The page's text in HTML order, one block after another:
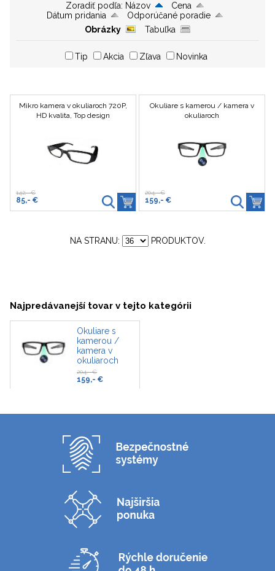
Zoradiť podľa: Názov
Cena
Dátum pridania
Odporúčané poradie
Obrázky
Tabuľka
Tip Akcia Zľava Novinka
Mikro kamera v okuliaroch 720P,
HD kvalita, Top design
142,- €
85,- €
Okuliare s kamerou / kamera v
okuliaroch
204,- €
159,- €
NA STRANU: PRODUKTOV.
Najpredávanejší tovar v tejto kategórii
Okuliare s
kamerou /
kamera v
okuliaroch
204,- €
159,- €